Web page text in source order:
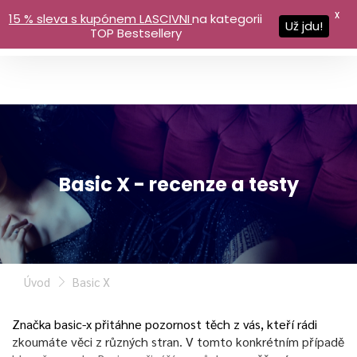
Basic X - recenze a testy
Úvod Basic X
Značka basic-x přitáhne pozornost těch z vás, kteří rádi
zkoumáte věci z různých stran. V tomto konkrétním případě
15 % sleva s kupónem LASCIVNIna kategorii
TOP Bestsellery
Už jdu!
X